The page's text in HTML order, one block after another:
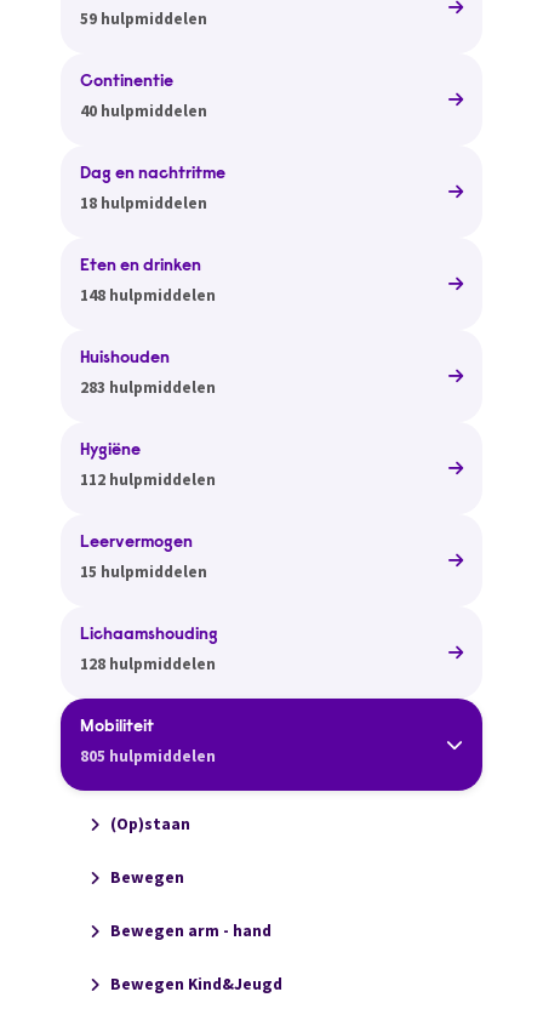
59 hulpmiddelen
Continentie
40 hulpmiddelen
Dag en nachtritme
18 hulpmiddelen
Eten en drinken
148 hulpmiddelen
Huishouden
283 hulpmiddelen
Hygiëne
112 hulpmiddelen
Leervermogen
15 hulpmiddelen
Lichaamshouding
128 hulpmiddelen
Mobiliteit
805 hulpmiddelen
(Op)staan
Bewegen
Bewegen arm - hand
Bewegen Kind&Jeugd